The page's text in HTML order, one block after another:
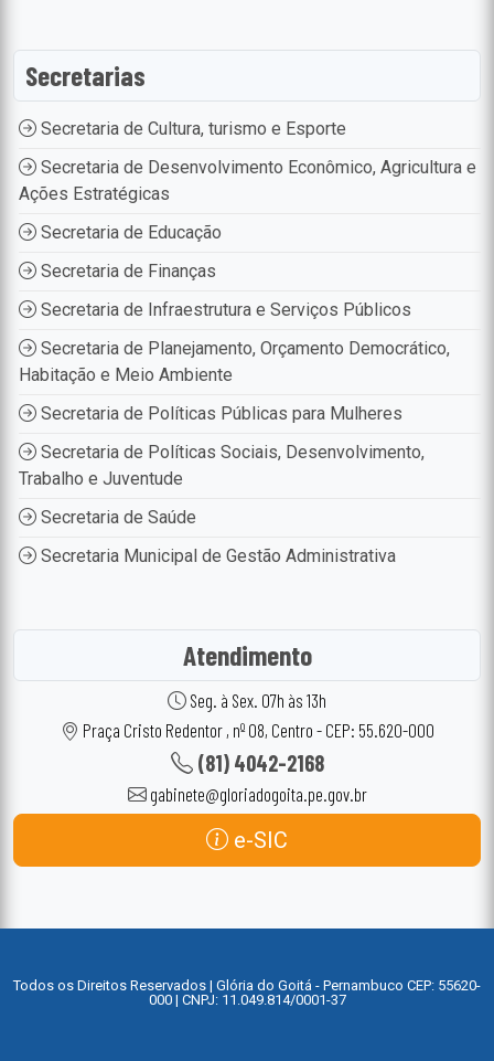
Secretarias
Secretaria de Cultura, turismo e Esporte
Secretaria de Desenvolvimento Econômico, Agricultura e
Ações Estratégicas
Secretaria de Educação
Secretaria de Finanças
Secretaria de Infraestrutura e Serviços Públicos
Secretaria de Planejamento, Orçamento Democrático,
Habitação e Meio Ambiente
Secretaria de Políticas Públicas para Mulheres
Secretaria de Políticas Sociais, Desenvolvimento,
Trabalho e Juventude
Secretaria de Saúde
Secretaria Municipal de Gestão Administrativa
Atendimento
Seg. à Sex. 07h às 13h
Praça Cristo Redentor , nº 08, Centro - CEP: 55.620-000
(81) 4042-2168
gabinete@gloriadogoita.pe.gov.br
e-SIC
Todos os Direitos Reservados | Glória do Goitá - Pernambuco CEP: 55620-
000 | CNPJ: 11.049.814/0001-37